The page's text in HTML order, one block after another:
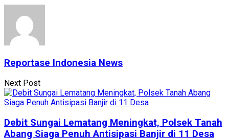
Reportase Indonesia News
Next Post
Debit Sungai Lematang Meningkat, Polsek Tanah
Abang Siaga Penuh Antisipasi Banjir di 11 Desa